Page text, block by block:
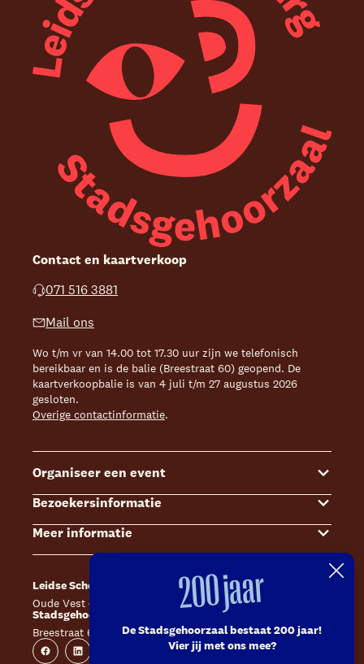
Contact en kaartverkoop
071 516 3881
Mail ons
Wo t/m vr van 14.00 tot 17.30 uur zijn we telefonisch
bereikbaar en is de balie (Breestraat 60) geopend. De
kaartverkoopbalie is van 4 juli t/m 27 augustus 2026
gesloten.
Overige contactinformatie.
Organiseer een event
Events
Zalenoverzicht
Contact Sales & Events
Offerte aanvragen
Bezoekersinformatie
Kaartverkoop
Bereikbaarheid
Toegankelijkheid
Huisregels en algemene voorwaarden
Veelgestelde vragen
Meer informatie
Steun ons
Technische informatie
Vacatures
Leidse Schouwburg
Oude Vest 43, 2312 XS Leiden
Stadsgehoorzaal Leiden
Breestraat 60, 2311 CS Leiden
FacebookLinkedin
Café Caat
Catharinahof, 2311 CS Leiden
Website Instagram
200 jaar
De Stadsgehoorzaal bestaat 200 jaar!
Vier jij met ons mee?